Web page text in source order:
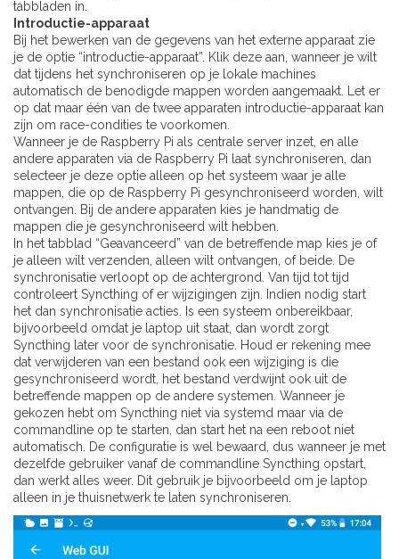
tabbladen in.
Introductie-apparaat
Bij het bewerken van de gegevens van het externe apparaat zie
je de optie “introductie-apparaat”. Klik deze aan, wanneer je wilt
dat tijdens het synchroniseren op je lokale machines
automatisch de benodigde mappen worden aangemaakt. Let er
op dat maar één van de twee apparaten introductie-apparaat kan
zijn om race-condities te voorkomen.
Wanneer je de Raspberry Pi als centrale server inzet, en alle
andere apparaten via de Raspberry Pi laat synchroniseren, dan
selecteer je deze optie alleen op het systeem waar je alle
mappen, die op de Raspberry Pi gesynchroniseerd worden, wilt
ontvangen. Bij de andere apparaten kies je handmatig de
mappen die je gesynchroniseerd wilt hebben.
In het tabblad “Geavanceerd” van de betreffende map kies je of
je alleen wilt verzenden, alleen wilt ontvangen, of beide. De
synchronisatie verloopt op de achtergrond. Van tijd tot tijd
controleert Syncthing of er wijzigingen zijn. Indien nodig start
het dan synchronisatie acties. Is een systeem onbereikbaar,
bijvoorbeeld omdat je laptop uit staat, dan wordt zorgt
Syncthing later voor de synchronisatie. Houd er rekening mee
dat verwijderen van een bestand ook een wijziging is die
gesynchroniseerd wordt, het bestand verdwijnt ook uit de
betreffende mappen op de andere systemen. Wanneer je
gekozen hebt om Syncthing niet via systemd maar via de
commandline op te starten, dan start het na een reboot niet
automatisch. De configuratie is wel bewaard, dus wanneer je met
dezelfde gebruiker vanaf de commandline Syncthing opstart,
dan werkt alles weer. Dit gebruik je bijvoorbeeld om je laptop
alleen in je thuisnetwerk te laten synchroniseren.